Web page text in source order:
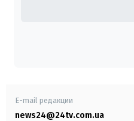
E-mail редакции
news24@24tv.com.ua